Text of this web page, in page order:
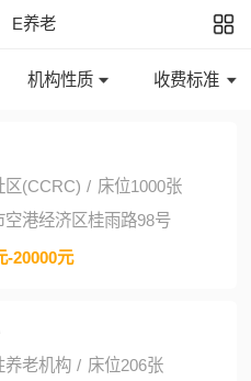
E养老
机构性质 收费标准
区(CCRC) / 床位1000张
空港经济区桂雨路98号
-20000元
养老机构 / 床位206张